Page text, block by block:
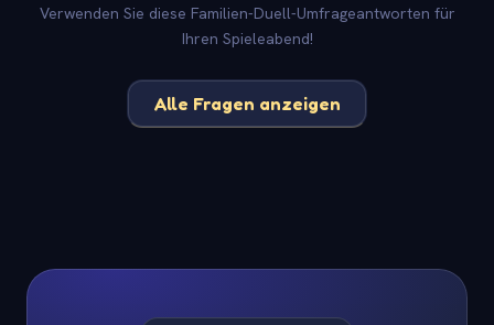
Verwenden Sie diese Familien-Duell-Umfrageantworten für
Ihren Spieleabend!
Alle Fragen anzeigen